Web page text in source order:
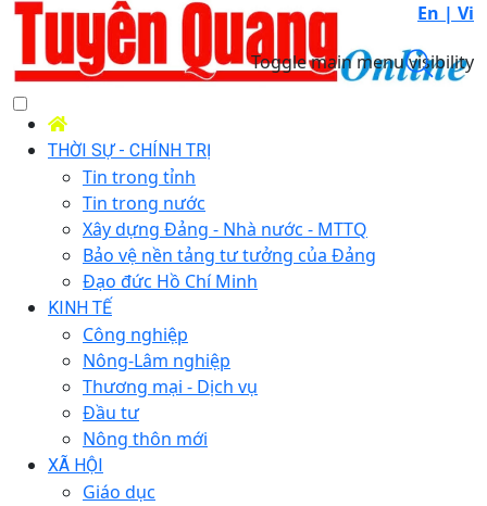
En | Vi
Toggle main menu visibility
THỜI SỰ - CHÍNH TRỊ
Tin trong tỉnh
Tin trong nước
Xây dựng Đảng - Nhà nước - MTTQ
Bảo vệ nền tảng tư tưởng của Đảng
Đạo đức Hồ Chí Minh
KINH TẾ
Công nghiệp
Nông-Lâm nghiệp
Thương mại - Dịch vụ
Đầu tư
Nông thôn mới
XÃ HỘI
Giáo dục